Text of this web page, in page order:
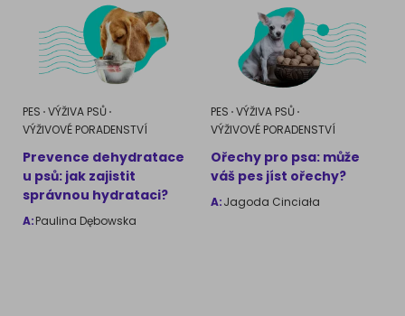
PES VÝŽIVA PSŮ
VÝŽIVOVÉ PORADENSTVÍ
Prevence dehydratace
u psů: jak zajistit
správnou hydrataci?
A:Paulina Dębowska
PES VÝŽIVA PSŮ
VÝŽIVOVÉ PORADENSTVÍ
Ořechy pro psa: může
váš pes jíst ořechy?
A:Jagoda Cinciała